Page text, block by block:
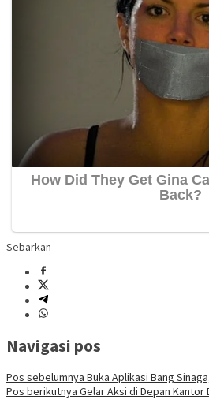
Sebarkan
Navigasi pos
Pos sebelumnya Buka Aplikasi Bang
Pos berikutnya Gelar Aksi di Depan Kantor